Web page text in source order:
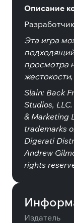
Описание
Эта игра
просмотра
Slain: Back
Studios,
& Marketing
trademarks
Digerati
Andrew
rights
Издатель